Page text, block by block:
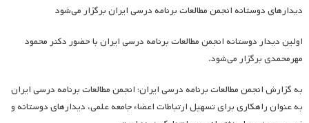
دیدارهای دوستانه انجمن مطالعات برنامه درسی ایران برگزار می‌شود
اولین دیدار دوستانه انجمن مطالعات برنامه درسی ایران با حضور دکتر محمود
مهرمحمدی برگزار می‌شود.
به گزارش انجمن مطالعات برنامه درسی ایران؛ انجمن مطالعات برنامه درسی ایران
به عنوان راهکاری برای تسهیل ارتباطات اعضاء جامعه علمی، دیدارهای دوستانه و